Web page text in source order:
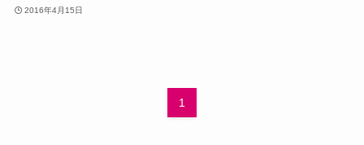
2016年4月15日
1